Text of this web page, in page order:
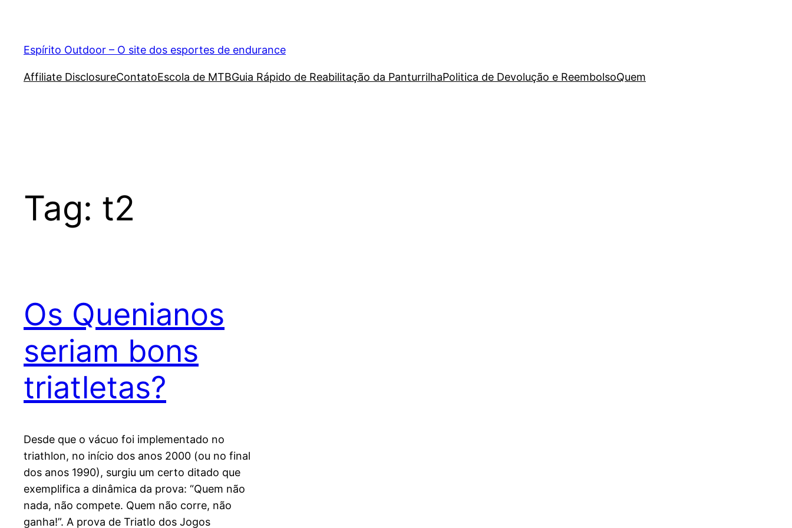
Espírito Outdoor – O site dos esportes de endurance
Affiliate DisclosureContatoEscola de MTBGuia Rápido de Reabilitação da PanturrilhaPolitica de Devolução e ReembolsoQuem
Tag: t2
Os Quenianos
seriam bons
triatletas?
Desde que o vácuo foi implementado no
triathlon, no início dos anos 2000 (ou no final
dos anos 1990), surgiu um certo ditado que
exemplifica a dinâmica da prova: “Quem não
nada, não compete. Quem não corre, não
ganha!”. A prova de Triatlo dos Jogos